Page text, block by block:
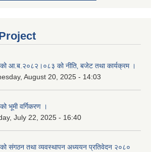
आ.ब.२०८२।०८३ को नीति‚ बजेट तथा कार्यक्रम ।
August 20, 2025 - 14:03
भूमी वर्गिकरण ।
July 22, 2025 - 16:40
संगठन तथा व्यवस्थापन अध्ययन प्रतिवेदन २०८०